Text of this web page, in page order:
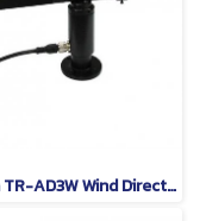
Lutron TR-AD3W Wind Direction Transmitter